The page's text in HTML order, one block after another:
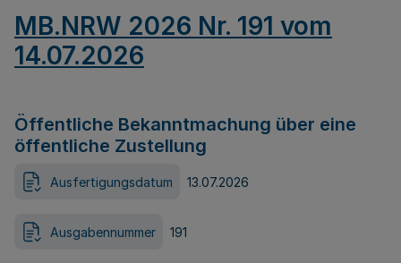
MB.NRW 2026 Nr. 191 vom
14.07.2026
Öffentliche Bekanntmachung über eine
öffentliche Zustellung
Ausfertigungsdatum 13.07.2026
Ausgabennummer 191